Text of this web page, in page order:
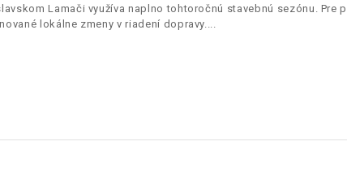
Lamači využíva naplno tohtoročnú stavebnú sezónu. Pre
lokálne zmeny v riadení dopravy.